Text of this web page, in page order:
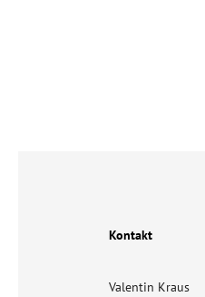
Kontakt
Valentin Kraus